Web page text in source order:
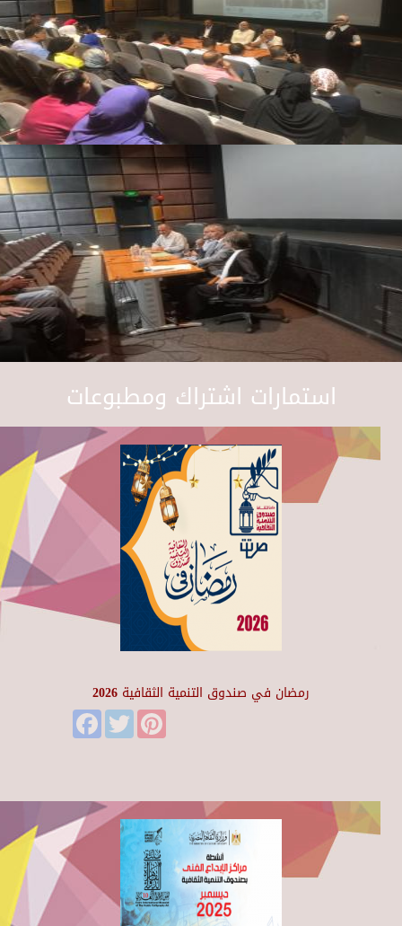
استمارات اشتراك ومطبوعات
رمضان في صندوق التنمية الثقافية 2026
FacebookTwitter